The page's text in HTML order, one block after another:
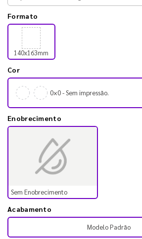
Formato
140x163mm
Cor
0×0 - Sem impressão.
Enobrecimento
Sem Enobrecimento
Acabamento
Modelo Padrão